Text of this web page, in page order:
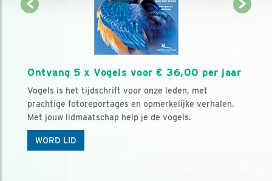
Ontvang 5 x Vogels voor € 36,00 per jaar
Vogels is het tijdschrift voor onze leden, met
prachtige fotoreportages en opmerkelijke verhalen.
Met jouw lidmaatschap help je de vogels.
WORD LID